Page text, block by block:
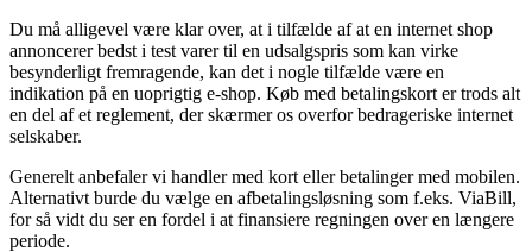
Du må alligevel være klar over, at i tilfælde af at en internet shop
annoncerer bedst i test varer til en udsalgspris som kan virke
besynderligt fremragende, kan det i nogle tilfælde være en
indikation på en uoprigtig e-shop. Køb med betalingskort er trods alt
en del af et reglement, der skærmer os overfor bedrageriske internet
selskaber.
Generelt anbefaler vi handler med kort eller betalinger med mobilen.
Alternativt burde du vælge en afbetalingsløsning som f.eks. ViaBill,
for så vidt du ser en fordel i at finansiere regningen over en længere
periode.